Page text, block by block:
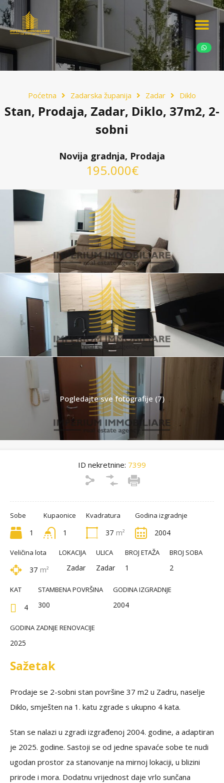
Poćetna Zadarska županija Zadar Diklo
Stan, Prodaja, Zadar, Diklo, 37m2, 2-
sobni
Novija gradnja, Prodaja
195.000€
Pogledajte sve fotografije (7)
ID nekretnine: 7399
Sobe
1
Kupaonice
1
Kvadratura
37 m²
Godina izgradnje
2004
Veličina lota
37 m²
LOKACIJA
Zadar
ULICA
Zadar
BROJ ETAŽA
1
BROJ SOBA
2
KAT
4
STAMBENA POVRŠINA
300
GODINA IZGRADNJE
2004
GODINA ZADNJE RENOVACIJE
2025
Sažetak
Prodaje se 2-sobni stan površine 37 m2 u Zadru, naselje
Diklo, smješten na 1. katu zgrade s ukupno 4 kata.
Stan se nalazi u zgradi izgrađenoj 2004. godine, a adaptiran
je 2025. godine. Sastoji se od jedne spavaće sobe te nudi
ugodan prostor za stanovanje na mirnoj lokaciji, u blizini
prirode i mora. Dodatnu vrijednost daje vrlo sunčana